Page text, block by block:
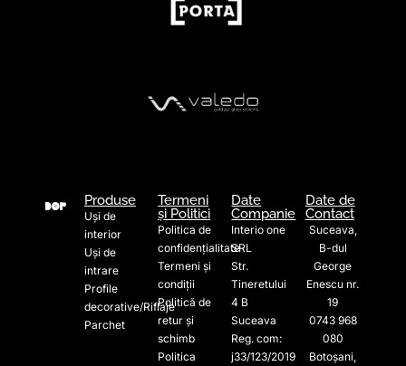
Produse
Uși de
interior
Uși de
intrare
Profile
decorative/Riflaje
Parchet
Termeni
și Politici
Politica de
confidențialitate
Termeni și
condiții
Politică de
retur și
schimb
Politica
Date
Companie
Interio one
SRL
Str.
Tineretului
4 B
Suceava
Reg. com:
j33/123/2019
Date de
Contact
Suceava,
B-dul
George
Enescu nr.
19
0743 968
080
Botoșani,